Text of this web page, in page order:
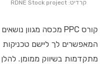
קרדיט: RDNE Stock project
קורס PPC מכסה מגוון נושאים
המאפשרים לך ליישם טכניקות
מתקדמות בשיווק ממומן. להלן